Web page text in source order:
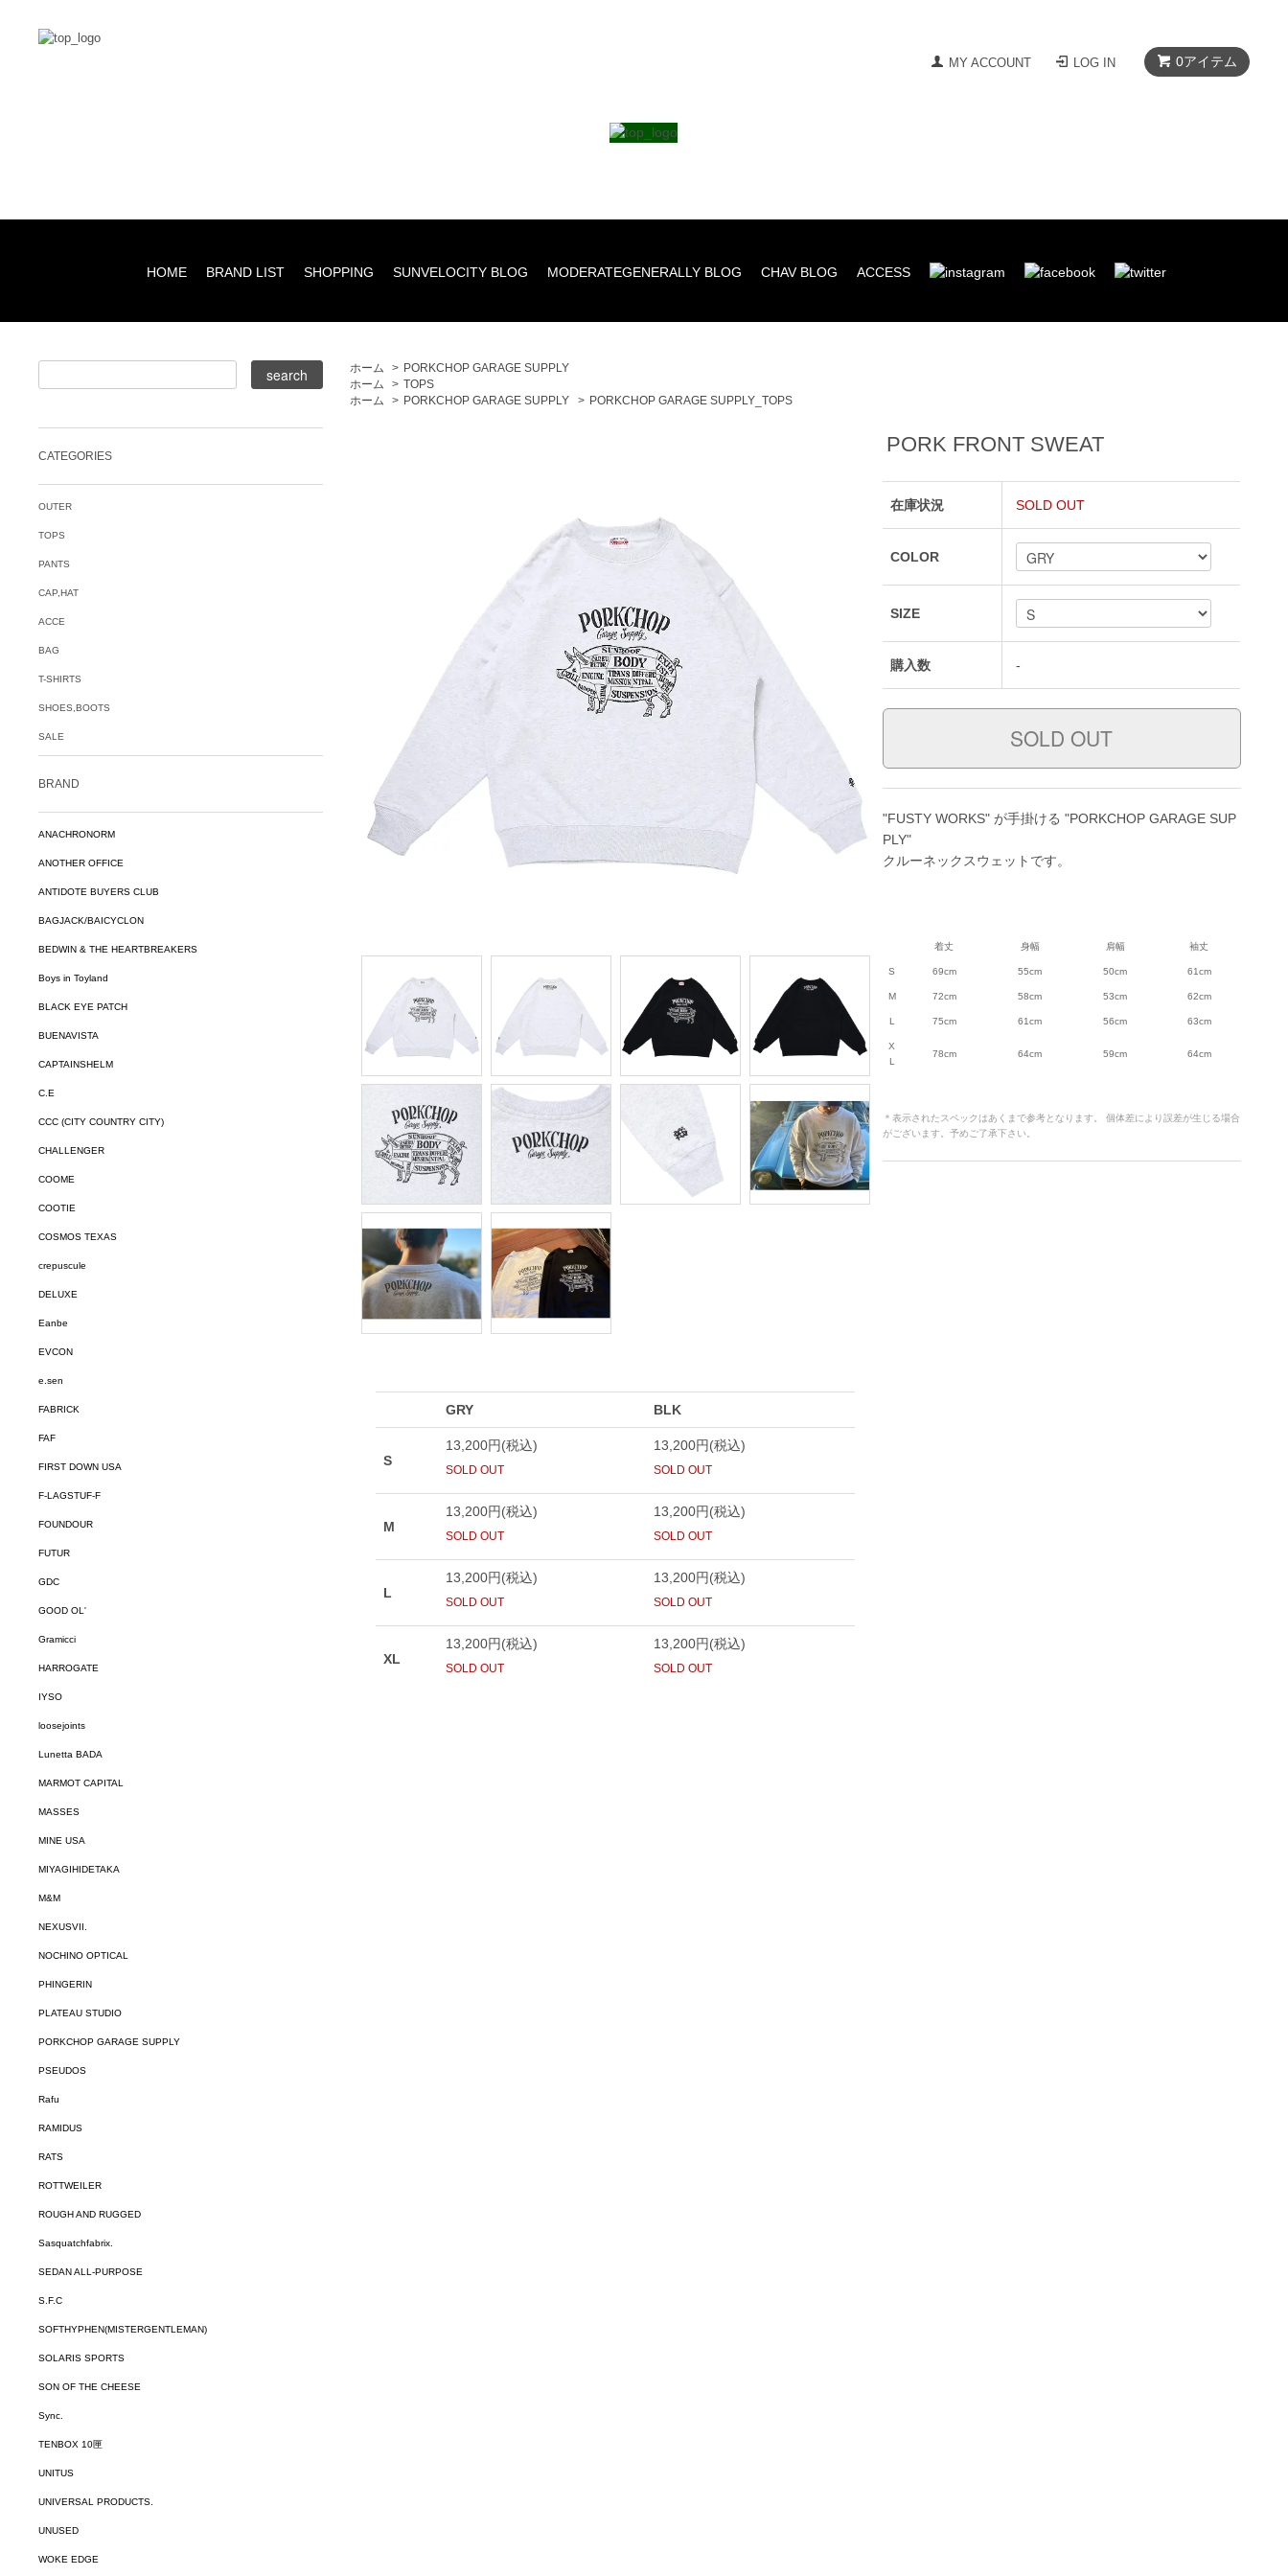
0アイテム
MY ACCOUNT LOG IN
HOME BRAND LIST SHOPPING SUNVELOCITY BLOG MODERATEGENERALLY BLOG CHAV BLOG ACCESS
ホーム > PORKCHOP GARAGE SUPPLY
ホーム
> TOPS
ホーム
> PORKCHOP GARAGE SUPPLY > PORKCHOP GARAGE SUPPLY_TOPS
PORK FRONT SWEAT
在庫状況 SOLD OUT
COLOR
SIZE
購入数 -
"FUSTY WORKS" が手掛ける "PORKCHOP GARAGE SUP
PLY"
クルーネックスウェットです。
着丈 身幅 肩幅 袖丈
S 69cm 55cm 50cm 61cm
M 72cm 58cm 53cm 62cm
L 75cm 61cm 56cm 63cm
X
L
78cm 64cm 59cm 64cm
＊表示されたスペックはあくまで参考となります。 個体差により誤差が生じる場合
がございます。予めご了承下さい。
CATEGORIES
OUTER
TOPS
PANTS
CAP,HAT
ACCE
BAG
T-SHIRTS
SHOES,BOOTS
SALE
BRAND
ANACHRONORM
ANOTHER OFFICE
ANTIDOTE BUYERS CLUB
BAGJACK/BAICYCLON
BEDWIN & THE HEARTBREAKERS
Boys in Toyland
BLACK EYE PATCH
BUENAVISTA
CAPTAINSHELM
C.E
CCC (CITY COUNTRY CITY)
CHALLENGER
COOME
COOTIE
COSMOS TEXAS
crepuscule
DELUXE
Eanbe
EVCON
e.sen
FABRICK
FAF
FIRST DOWN USA
F-LAGSTUF-F
FOUNDOUR
FUTUR
GDC
GOOD OL'
Gramicci
HARROGATE
IYSO
loosejoints
Lunetta BADA
MARMOT CAPITAL
MASSES
MINE USA
MIYAGIHIDETAKA
M&M
NEXUSVII.
NOCHINO OPTICAL
PHINGERIN
PLATEAU STUDIO
PORKCHOP GARAGE SUPPLY
PSEUDOS
Rafu
RAMIDUS
RATS
ROTTWEILER
ROUGH AND RUGGED
Sasquatchfabrix.
SEDAN ALL-PURPOSE
S.F.C
SOFTHYPHEN(MISTERGENTLEMAN)
SOLARIS SPORTS
SON OF THE CHEESE
Sync.
TENBOX 10匣
UNITUS
UNIVERSAL PRODUCTS.
UNUSED
WOKE EDGE